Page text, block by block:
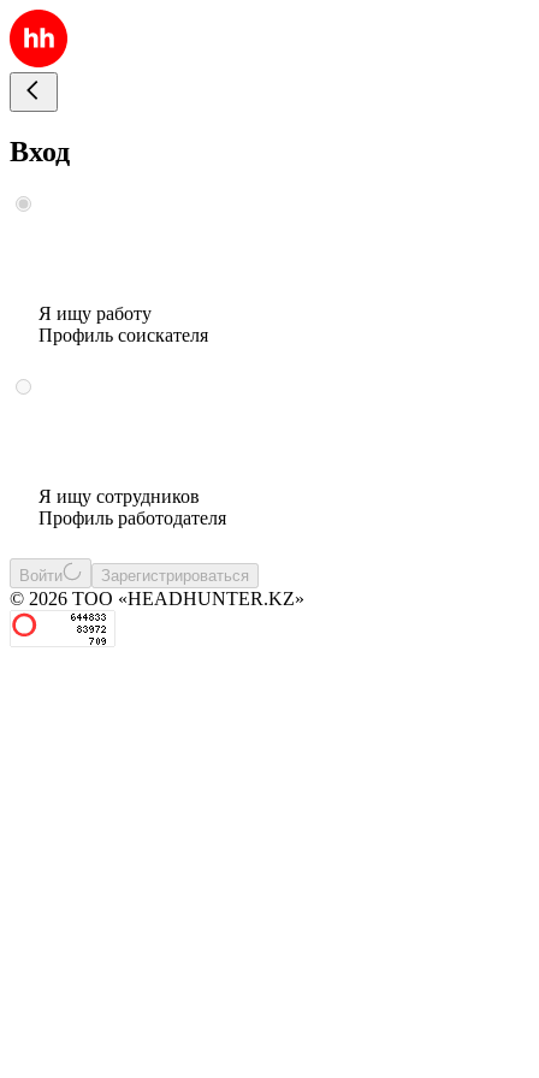
Вход
Я ищу работу
Профиль соискателя
Я ищу сотрудников
Профиль работодателя
Войти Зарегистрироваться
© 2026 ТОО «HEADHUNTER.KZ»